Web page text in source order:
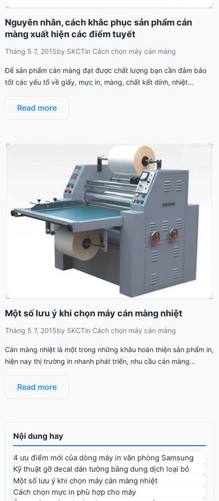
Nguyên nhân, cách khắc phục sản phẩm cán
màng xuất hiện các điểm tuyết
Tháng 5 7, 2015by SKCTin Cách chọn máy cán màng
Để sản phẩm cán màng đạt được chất lượng bạn cần đảm bảo
tốt các yếu tố về giấy, mực in, màng, chất kết dính, nhiệt…
Read more
Một số lưu ý khi chọn máy cán màng nhiệt
Tháng 5 7, 2015by SKCTin Cách chọn máy cán màng
Cán màng nhiệt là một trong những khâu hoàn thiện sản phẩm in,
hiện nay thị trường in nhanh phát triển, nhu cầu cán màng…
Read more
Nội dung hay
4 ưu điểm mới của dòng máy in văn phòng Samsung
Kỹ thuật gỡ decal dán tường bằng dung dịch loại bỏ
Một số lưu ý khi chọn máy cán màng nhiệt
Cách chọn mực in phù hợp cho máy